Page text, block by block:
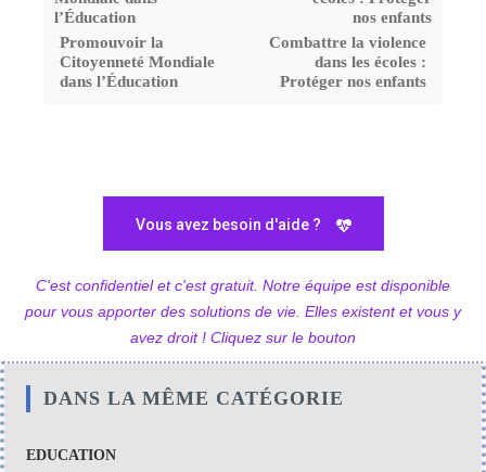
Promouvoir la
Citoyenneté Mondiale
dans l’Éducation
Combattre la violence
dans les écoles :
Protéger nos enfants
Vous avez besoin d'aide ?
C'est confidentiel et c'est gratuit. Notre équipe est disponible
pour vous apporter des solutions de vie. Elles existent et vous y
avez droit ! Cliquez sur le bouton
DANS LA MÊME CATÉGORIE
EDUCATION